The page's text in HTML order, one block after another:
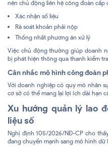
nên chủ động liên hệ công đoàn cấp
Xác nhận số liệu
Rà soát khoản phải nộp
Thống nhất phương án xử lý
Việc chủ động thường giúp doanh
bị phát hiện thông qua thanh kiểm
Cân nhắc mô hình công đoàn
Với doanh nghiệp có quy mô nhân
cơ sở có thể mang lại lợi ích dài hạn
Xu hướng quản lý lao
liệu số
Nghị định 105/2026/NĐ-CP cho
đang chuyển mạnh sang mô hình dữ